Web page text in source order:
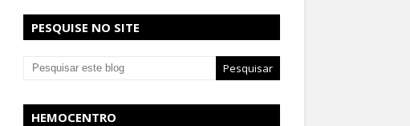
PESQUISE NO SITE
HEMOCENTRO